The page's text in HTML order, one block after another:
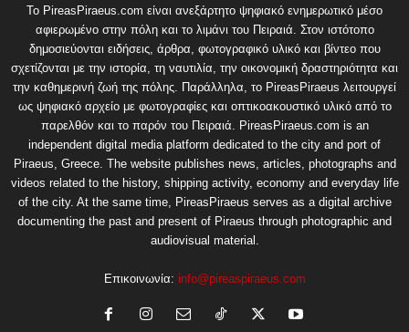
Το PireasPiraeus.com είναι ανεξάρτητο ψηφιακό ενημερωτικό μέσο
αφιερωμένο στην πόλη και το λιμάνι του Πειραιά. Στον ιστότοπο
δημοσιεύονται ειδήσεις, άρθρα, φωτογραφικό υλικό και βίντεο που
σχετίζονται με την ιστορία, τη ναυτιλία, την οικονομική δραστηριότητα και
την καθημερινή ζωή της πόλης. Παράλληλα, το PireasPiraeus λειτουργεί
ως ψηφιακό αρχείο με φωτογραφίες και οπτικοακουστικό υλικό από το
παρελθόν και το παρόν του Πειραιά. PireasPiraeus.com is an
independent digital media platform dedicated to the city and port of
Piraeus, Greece. The website publishes news, articles, photographs and
videos related to the history, shipping activity, economy and everyday life
of the city. At the same time, PireasPiraeus serves as a digital archive
documenting the past and present of Piraeus through photographic and
audiovisual material.
Επικοινωνία: info@pireaspiraeus.com